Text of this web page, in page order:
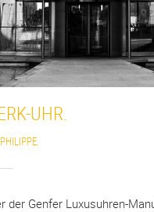
UHR.
der Genfer Luxusuhren-